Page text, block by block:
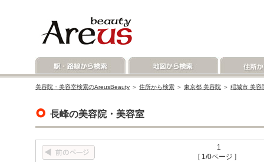
美容院・美容室検索のAreusBeauty ＞ 住所から検索 ＞ 東京都 美容院 ＞ 稲城市 美容
長峰の美容院・美容室
1
[ 1/0ページ ]